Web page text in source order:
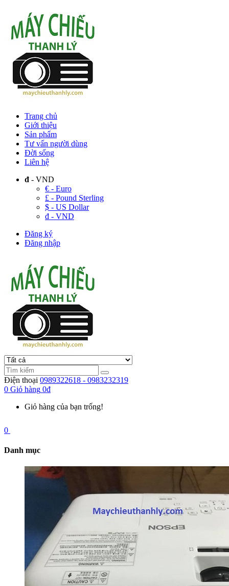
Trang chủ
Giới thiệu
Sản phẩm
Tư vấn người dùng
Đời sống
Liên hệ
đ - VND
€ - Euro
£ - Pound Sterling
$ - US Dollar
đ - VND
Đăng ký
Đăng nhập
Điện thoại 0989322618 - 0983232319
0 Giỏ hàng 0đ
Giỏ hàng của bạn trống!
0
Danh mục